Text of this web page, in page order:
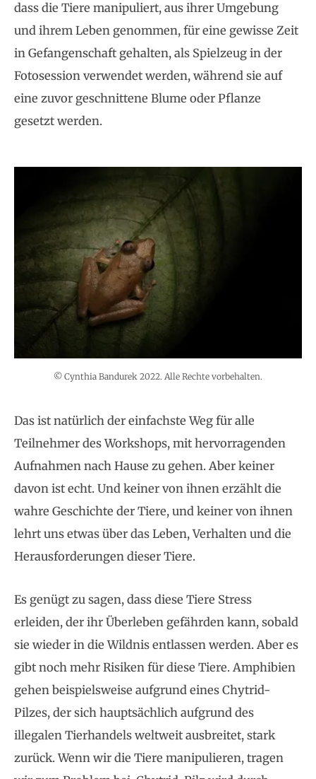
dass die Tiere manipuliert, aus ihrer Umgebung
und ihrem Leben genommen, für eine gewisse Zeit
in Gefangenschaft gehalten, als Spielzeug in der
Fotosession verwendet werden, während sie auf
eine zuvor geschnittene Blume oder Pflanze
gesetzt werden.
© Cynthia Bandurek 2022. Alle Rechte vorbehalten.
Das ist natürlich der einfachste Weg für alle
Teilnehmer des Workshops, mit hervorragenden
Aufnahmen nach Hause zu gehen. Aber keiner
davon ist echt. Und keiner von ihnen erzählt die
wahre Geschichte der Tiere, und keiner von ihnen
lehrt uns etwas über das Leben, Verhalten und die
Herausforderungen dieser Tiere.
Es genügt zu sagen, dass diese Tiere Stress
erleiden, der ihr Überleben gefährden kann, sobald
sie wieder in die Wildnis entlassen werden. Aber es
gibt noch mehr Risiken für diese Tiere. Amphibien
gehen beispielsweise aufgrund eines Chytrid-
Pilzes, der sich hauptsächlich aufgrund des
illegalen Tierhandels weltweit ausbreitet, stark
zurück. Wenn wir die Tiere manipulieren, tragen